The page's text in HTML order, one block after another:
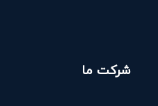
شرکت ما